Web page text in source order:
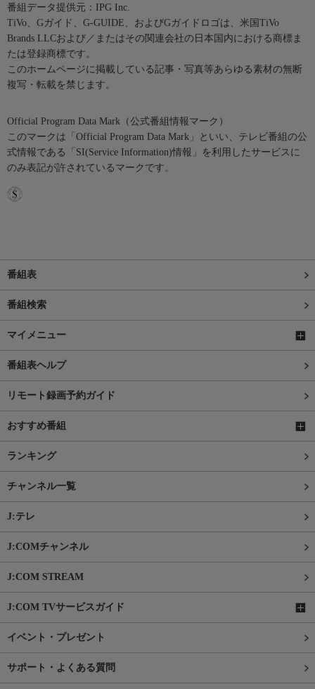
番組データ提供元：IPG Inc.
TiVo、Gガイド、G-GUIDE、およびGガイドロゴは、米国TiVo
Brands LLCおよび／またはその関連会社の日本国内における商標ま
たは登録商標です。
このホームページに掲載している記事・写真等あらゆる素材の無断
複写・転載を禁じます。
Official Program Data Mark（公式番組情報マーク）
このマークは「Official Program Data Mark」といい、テレビ番組の公
式情報である「SI(Service Information)情報」を利用したサービスに
のみ表記が許されているマークです。
番組表
番組検索
マイメニュー
番組表ヘルプ
リモート録画予約ガイド
おすすめ番組
ランキング
チャンネル一覧
J:テレ
J:COMチャンネル
J:COM STREAM
J:COM TVサービスガイド
イベント・プレゼント
サポート・よくある質問